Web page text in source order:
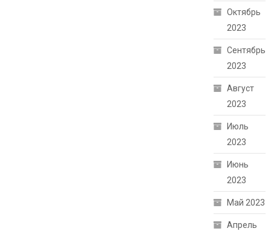
Октябрь
2023
Сентябрь
2023
Август
2023
Июль
2023
Июнь
2023
Май 2023
Апрель